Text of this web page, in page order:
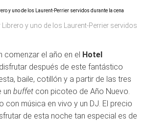
Librero y uno de los Laurent-Perrier servidos
comenzar el año en el Hotel
después de este fantástico
baile, cotillón y a partir de las tres
un buffet con picoteo de Año Nuevo.
con música en vivo y un DJ. El precio
de esta noche tan especial es de